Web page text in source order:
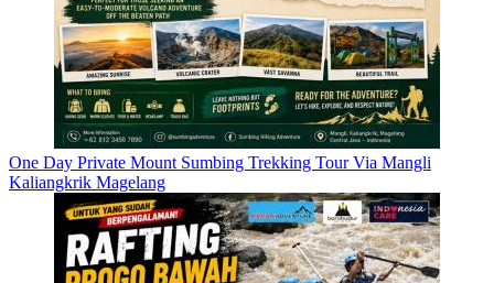
One Day Private Mount Sumbing Trekking Tour Via Mangli
Kaliangkrik Magelang